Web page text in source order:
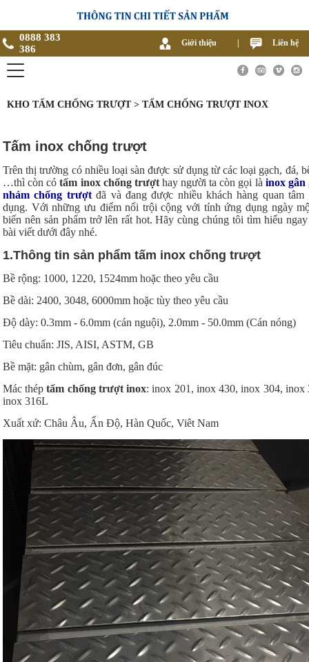
0888 383
386
Giới thiệu Liên hệ
KHO TẤM CHỐNG TRƯỢT > TẤM CHỐNG TRƯỢT INOX
Tấm inox chống trượt
Trên thị trường có nhiều loại sàn được sử dụng từ các loại gạch, đá,
…thì còn cótấm inox chống trượt hay người ta còn gọi là inox gân
nhám chống trượtđã và đang được nhiều khách hàng quan tâm
dụng. Với những ưu điểm nổi trội cộng với tính ứng dụng ngày
biến nên sản phẩm trở lên rất hot. Hãy cùng chúng tôi tìm hiểu
bài viết dưới đây nhé.
1.Thông tin sản phẩm tấm inox chống trượt
Bề rộng: 1000, 1220, 1524mm hoặc theo yêu cầu
Bề dài: 2400, 3048, 6000mm hoặc tùy theo yêu cầu
Độ dày: 0.3mm - 6.0mm (cán nguội), 2.0mm - 50.0mm (Cán nóng)
Tiêu chuẩn: JIS, AISI, ASTM, GB
Bề mặt: gân chùm, gân đơn, gân đúc
Mác théptấm chống trượt inox: inox 201, inox 430, inox 304, inox
inox 316L
Xuất xứ: Châu Âu, Ấn Độ, Hàn Quốc, Viêt Nam